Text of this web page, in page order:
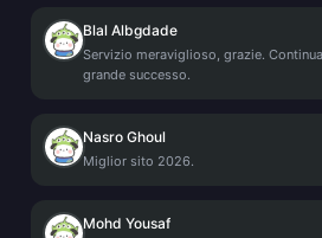
Blal Albgdade
Servizio meraviglioso, grazie.
grande successo.
Nasro Ghoul
Miglior sito 2026.
Mohd Yousaf